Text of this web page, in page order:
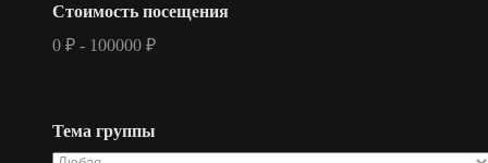
Стоимость посещения
0 ₽ - 100000 ₽
Тема группы